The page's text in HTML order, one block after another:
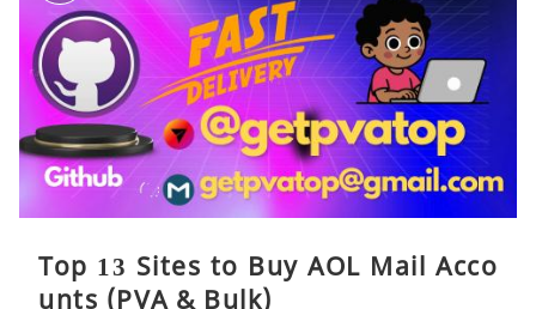
Top 13 Sites to Buy AOL Mail Acco
unts (PVA & Bulk)